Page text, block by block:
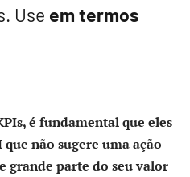
Use em termos
é fundamental que eles
que não sugere uma ação
grande parte do seu valor